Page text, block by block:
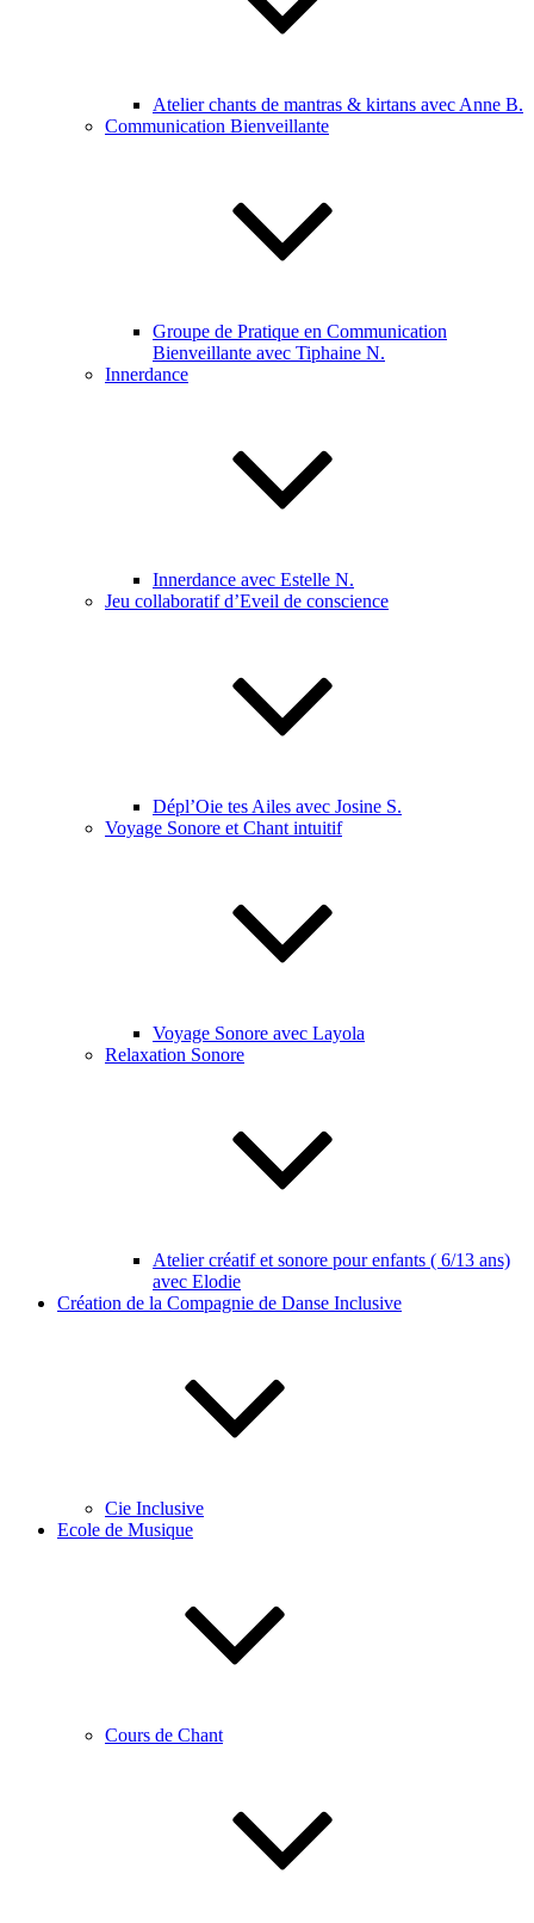
Atelier chants de mantras & kirtans avec Anne B.
Communication Bienveillante
Groupe de Pratique en Communication
Bienveillante avec Tiphaine N.
Innerdance
Innerdance avec Estelle N.
Jeu collaboratif d’Eveil de conscience
Dépl’Oie tes Ailes avec Josine S.
Voyage Sonore et Chant intuitif
Voyage Sonore avec Layola
Relaxation Sonore
Atelier créatif et sonore pour enfants ( 6/13 ans)
avec Elodie
Création de la Compagnie de Danse Inclusive
Cie Inclusive
Ecole de Musique
Cours de Chant